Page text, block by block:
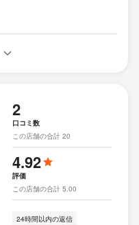
2
口コミ数
この店舗の合計 20
4.92
評価
この店舗の合計 5.00
24時間以内の返信